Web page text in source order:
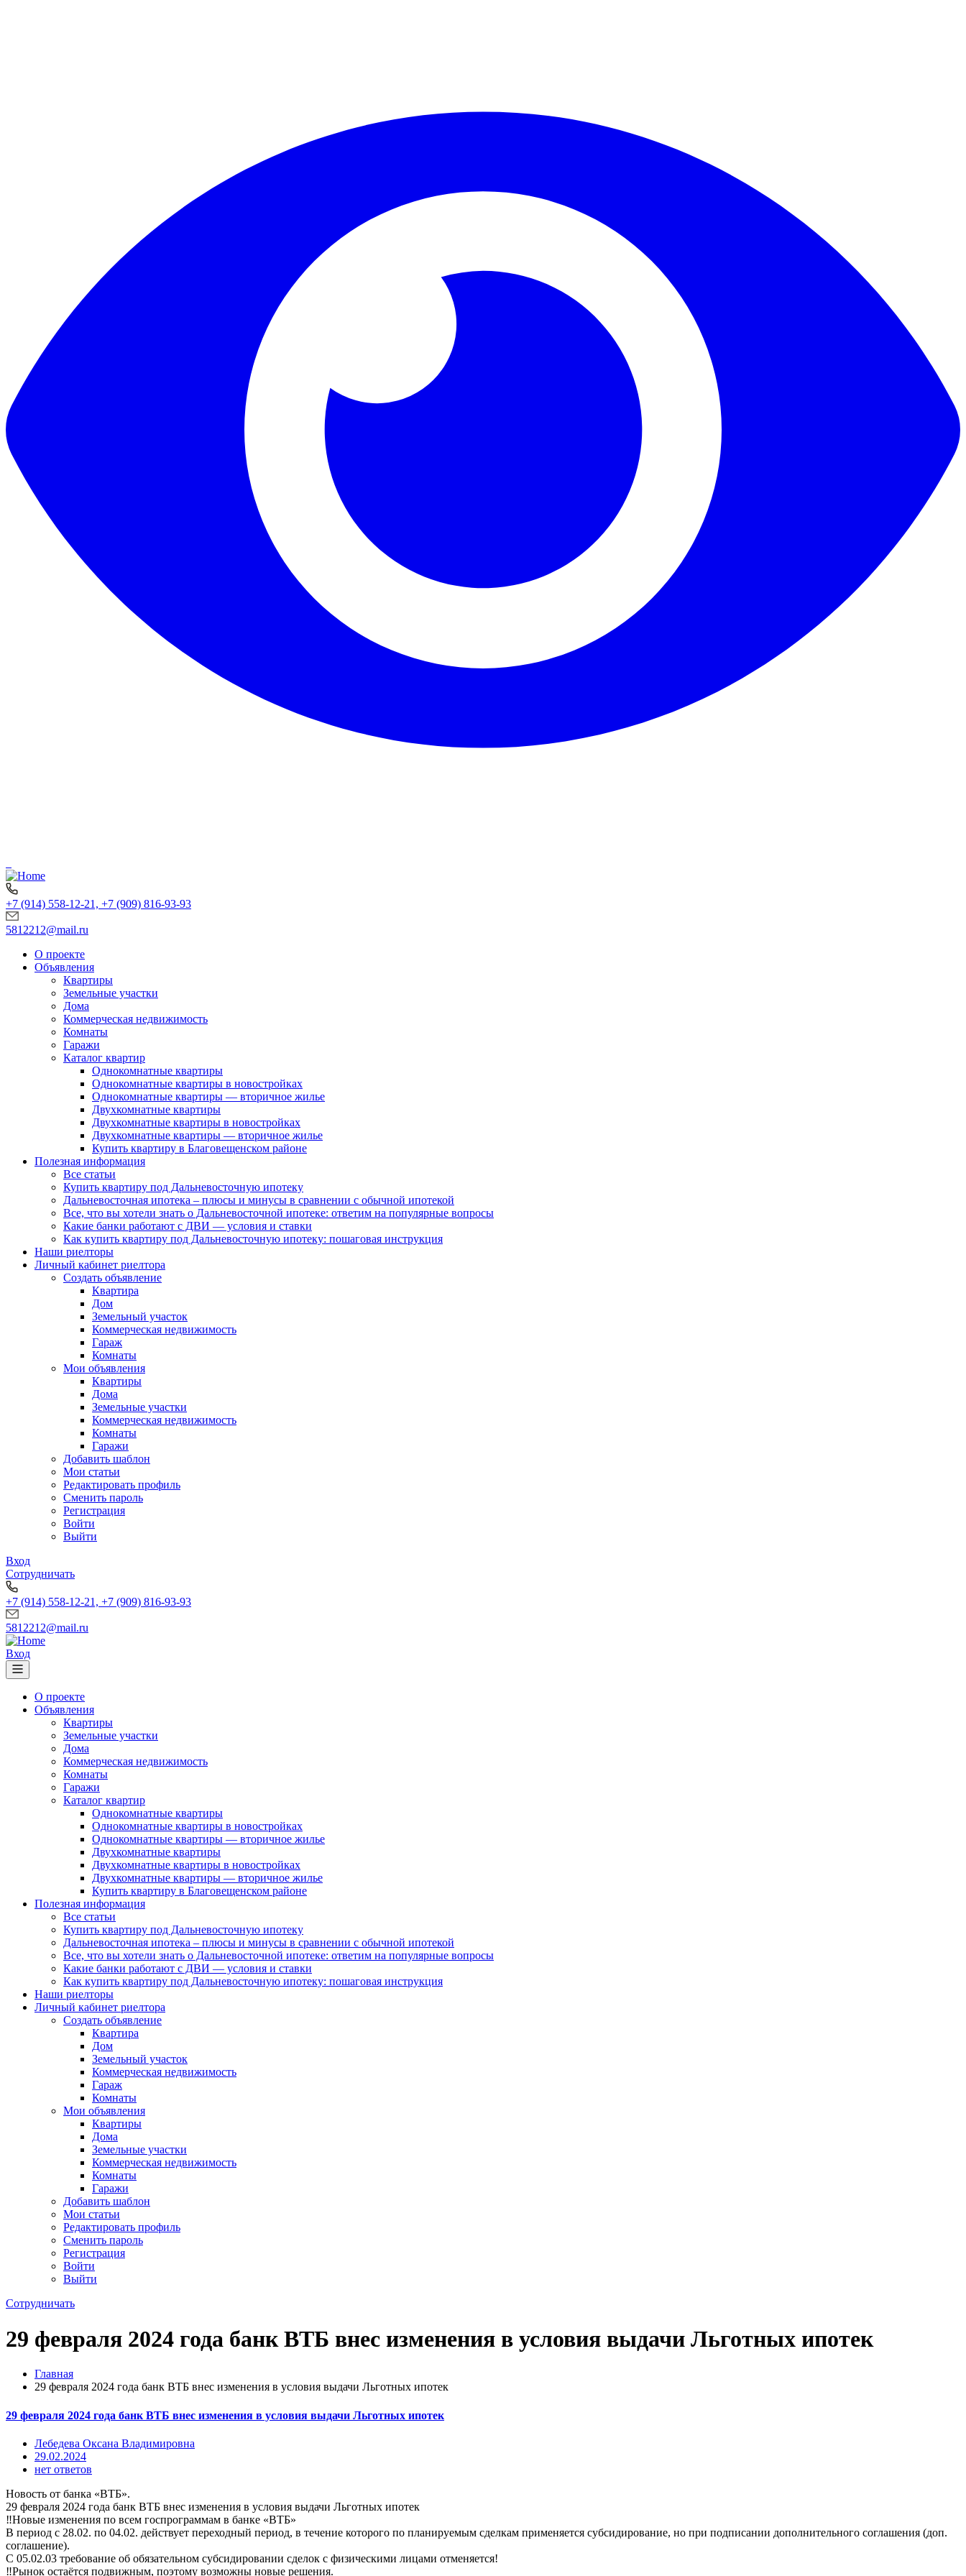
+7 (914) 558-12-21, +7 (909) 816-93-93
5812212@mail.ru
О проекте
Объявления
Квартиры
Земельные участки
Дома
Коммерческая недвижимость
Комнаты
Гаражи
Каталог квартир
Однокомнатные квартиры
Однокомнатные квартиры в новостройках
Однокомнатные квартиры — вторичное жилье
Двухкомнатные квартиры
Двухкомнатные квартиры в новостройках
Двухкомнатные квартиры — вторичное жилье
Купить квартиру в Благовещенском районе
Полезная информация
Все статьи
Купить квартиру под Дальневосточную ипотеку
Дальневосточная ипотека – плюсы и минусы в сравнении с обычной ипотекой
Все, что вы хотели знать о Дальневосточной ипотеке: ответим на популярные вопросы
Какие банки работают с ДВИ — условия и ставки
Как купить квартиру под Дальневосточную ипотеку: пошаговая инструкция
Наши риелторы
Личный кабинет риелтора
Cоздать объявление
Квартира
Дом
Земельный участок
Коммерческая недвижимость
Гараж
Комнаты
Мои объявления
Квартиры
Дома
Земельные участки
Коммерческая недвижимость
Комнаты
Гаражи
Добавить шаблон
Мои статьи
Редактировать профиль
Сменить пароль
Регистрация
Войти
Выйти
Вход
Сотрудничать
+7 (914) 558-12-21, +7 (909) 816-93-93
5812212@mail.ru
Вход
О проекте
Объявления
Квартиры
Земельные участки
Дома
Коммерческая недвижимость
Комнаты
Гаражи
Каталог квартир
Однокомнатные квартиры
Однокомнатные квартиры в новостройках
Однокомнатные квартиры — вторичное жилье
Двухкомнатные квартиры
Двухкомнатные квартиры в новостройках
Двухкомнатные квартиры — вторичное жилье
Купить квартиру в Благовещенском районе
Полезная информация
Все статьи
Купить квартиру под Дальневосточную ипотеку
Дальневосточная ипотека – плюсы и минусы в сравнении с обычной ипотекой
Все, что вы хотели знать о Дальневосточной ипотеке: ответим на популярные вопросы
Какие банки работают с ДВИ — условия и ставки
Как купить квартиру под Дальневосточную ипотеку: пошаговая инструкция
Наши риелторы
Личный кабинет риелтора
Cоздать объявление
Квартира
Дом
Земельный участок
Коммерческая недвижимость
Гараж
Комнаты
Мои объявления
Квартиры
Дома
Земельные участки
Коммерческая недвижимость
Комнаты
Гаражи
Добавить шаблон
Мои статьи
Редактировать профиль
Сменить пароль
Регистрация
Войти
Выйти
Сотрудничать
29 февраля 2024 года банк ВТБ внес изменения в условия выдачи Льготных ипотек
Главная
29 февраля 2024 года банк ВТБ внес изменения в условия выдачи Льготных ипотек
29 февраля 2024 года банк ВТБ внес изменения в условия выдачи Льготных ипотек
Лебедева Оксана Владимировна
29.02.2024
нет ответов
Новость от банка «ВТБ».
29 февраля 2024 года банк ВТБ внес изменения в условия выдачи Льготных ипотек
‼️Новые изменения по всем госпрограммам в банке «ВТБ»
В период с 28.02. по 04.02. действует переходный период, в течение которого по планируемым сделкам применяется субсидирование, но при подписании дополнительного соглашения (доп.
соглашение).
С 05.02.03 требование об обязательном субсидировании сделок с физическими лицами отменяется!
‼️Рынок остаётся подвижным, поэтому возможны новые решения.